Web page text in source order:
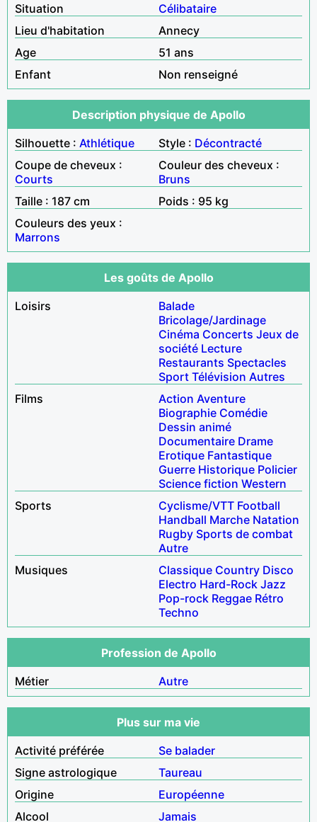
Situation
Célibataire
Lieu d'habitation
Annecy
Age
51 ans
Enfant
Non renseigné
Description physique de Apollo
Silhouette : Athlétique Style : Décontracté
Coupe de cheveux :
Courts
Couleur des cheveux :
Bruns
Taille : 187 cm
Poids : 95 kg
Couleurs des yeux :
Marrons
Les goûts de Apollo
Loisirs
Balade
Bricolage/Jardinage
Cinéma Concerts Jeux de
société Lecture
Restaurants Spectacles
Sport Télévision Autres
Films
Action Aventure
Biographie Comédie
Dessin animé
Documentaire Drame
Erotique Fantastique
Guerre Historique Policier
Science fiction Western
Sports
Cyclisme/VTT Football
Handball Marche Natation
Rugby Sports de combat
Autre
Musiques
Classique Country Disco
Electro Hard-Rock Jazz
Pop-rock Reggae Rétro
Techno
Profession de Apollo
Métier
Autre
Plus sur ma vie
Activité préférée
Se balader
Signe astrologique
Taureau
Origine
Européenne
Alcool
Jamais